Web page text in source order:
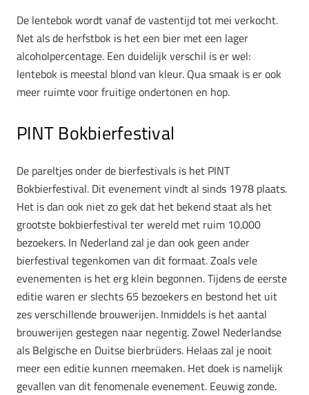
De lentebok wordt vanaf de vastentijd tot mei verkocht.
Net als de herfstbok is het een bier met een lager
alcoholpercentage. Een duidelijk verschil is er wel:
lentebok is meestal blond van kleur. Qua smaak is er ook
meer ruimte voor fruitige ondertonen en hop.
PINT Bokbierfestival
De pareltjes onder de bierfestivals is het PINT
Bokbierfestival. Dit evenement vindt al sinds 1978 plaats.
Het is dan ook niet zo gek dat het bekend staat als het
grootste bokbierfestival ter wereld met ruim 10.000
bezoekers. In Nederland zal je dan ook geen ander
bierfestival tegenkomen van dit formaat. Zoals vele
evenementen is het erg klein begonnen. Tijdens de eerste
editie waren er slechts 65 bezoekers en bestond het uit
zes verschillende brouwerijen. Inmiddels is het aantal
brouwerijen gestegen naar negentig. Zowel Nederlandse
als Belgische en Duitse bierbrüders. Helaas zal je nooit
meer een editie kunnen meemaken. Het doek is namelijk
gevallen van dit fenomenale evenement. Eeuwig zonde.